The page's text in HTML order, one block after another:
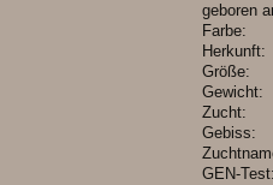
geboren
GEN-